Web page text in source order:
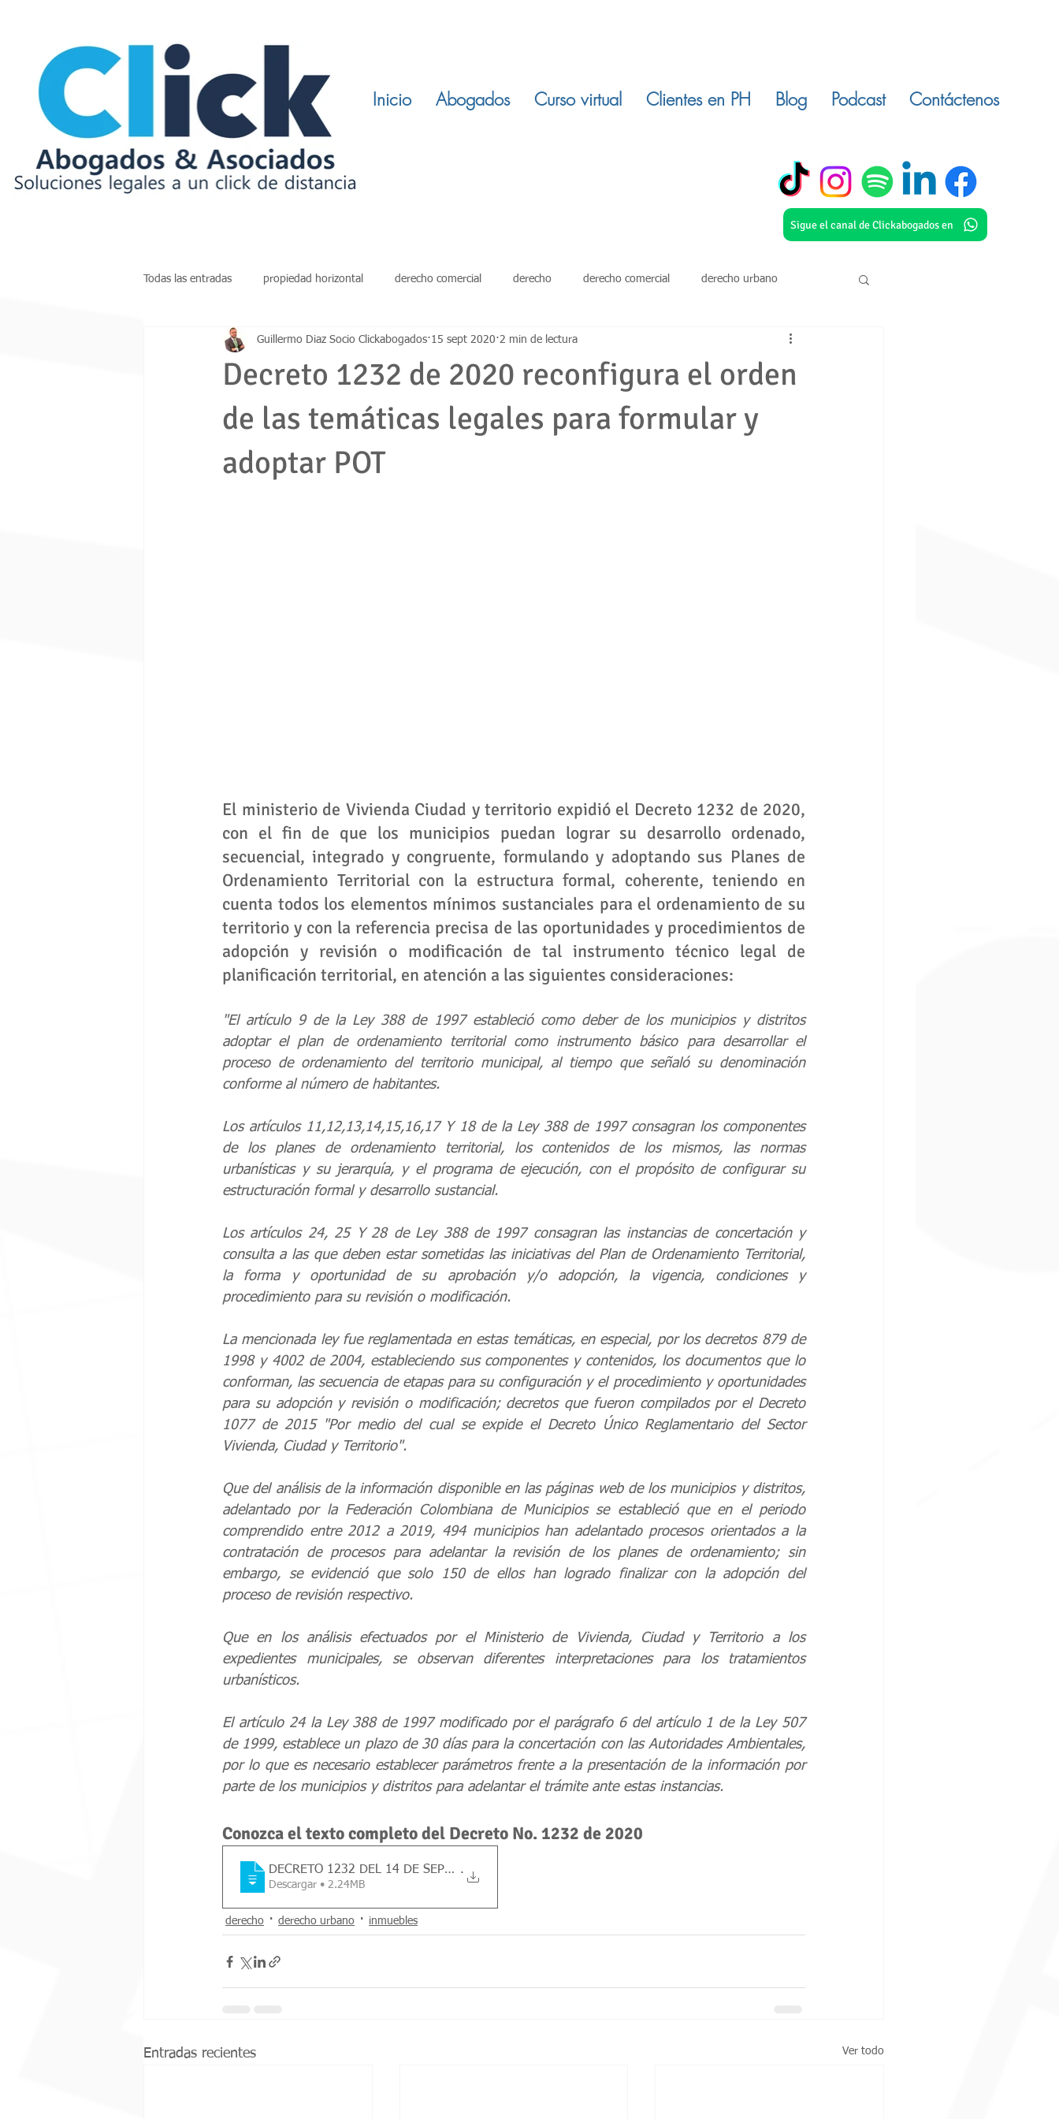
Inicio Abogados Curso virtual Clientes en PH Blog Podcast Contáctenos
Sigue el canal de Clickabogados en
Todas las entradas propiedad horizontal derecho comercial derecho derecho comercial derecho urbano
insolvencia deudas arrendamientos restitucion inmuebles ley 820 de 2003 inmuebles
economia solidaria fondo de empleados cooperativas impuestos protección consumidor vivienda
Ley 1480 de 2011 ley 675 de 2001
Decreto 1232 de 2020 reconfigura el orden
de las temáticas legales para formular y
adoptar POT
Guillermo Diaz Socio Clickabogados 15 sept 2020 2 min de lectura
El ministerio de Vivienda Ciudad y territorio expidió el Decreto 1232 de 2020,
con el fin de que los municipios puedan lograr su desarrollo ordenado,
secuencial, integrado y congruente, formulando y adoptando sus Planes de
Ordenamiento Territorial con la estructura formal, coherente, teniendo en
cuenta todos los elementos mínimos sustanciales para el ordenamiento de su
territorio y con la referencia precisa de las oportunidades y procedimientos de
adopción y revisión o modificación de tal instrumento técnico legal de
planificación territorial, en atención a las siguientes consideraciones:
"El artículo 9 de la Ley 388 de 1997 estableció como deber de los municipios y distritos
adoptar el plan de ordenamiento territorial como instrumento básico para desarrollar el
proceso de ordenamiento del territorio municipal, al tiempo que señaló su denominación
conforme al número de habitantes.
Los artículos 11,12,13,14,15,16,17 Y 18 de la Ley 388 de 1997 consagran los componentes
de los planes de ordenamiento territorial, los contenidos de los mismos, las normas
urbanísticas y su jerarquía, y el programa de ejecución, con el propósito de configurar su
estructuración formal y desarrollo sustancial.
Los artículos 24, 25 Y 28 de Ley 388 de 1997 consagran las instancias de concertación y
consulta a las que deben estar sometidas las iniciativas del Plan de Ordenamiento Territorial,
la forma y oportunidad de su aprobación y/o adopción, la vigencia, condiciones y
procedimiento para su revisión o modificación.
La mencionada ley fue reglamentada en estas temáticas, en especial, por los decretos 879 de
1998 y 4002 de 2004, estableciendo sus componentes y contenidos, los documentos que lo
conforman, las secuencia de etapas para su configuración y el procedimiento y oportunidades
para su adopción y revisión o modificación; decretos que fueron compilados por el Decreto
1077 de 2015 "Por medio del cual se expide el Decreto Único Reglamentario del Sector
Vivienda, Ciudad y Territorio".
Que del análisis de la información disponible en las páginas web de los municipios y distritos,
adelantado por la Federación Colombiana de Municipios se estableció que en el periodo
comprendido entre 2012 a 2019, 494 municipios han adelantado procesos orientados a la
contratación de procesos para adelantar la revisión de los planes de ordenamiento; sin
embargo, se evidenció que solo 150 de ellos han logrado finalizar con la adopción del
proceso de revisión respectivo.
Que en los análisis efectuados por el Ministerio de Vivienda, Ciudad y Territorio a los
expedientes municipales, se observan diferentes interpretaciones para los tratamientos
urbanísticos.
El artículo 24 la Ley 388 de 1997 modificado por el parágrafo 6 del artículo 1 de la Ley 507
de 1999, establece un plazo de 30 días para la concertación con las Autoridades Ambientales,
por lo que es necesario establecer parámetros frente a la presentación de la información por
parte de los municipios y distritos para adelantar el trámite ante estas instancias.
Conozca el texto completo del Decreto No. 1232 de 2020
DECRETO 1232 DEL 14 DE SEPTIEMBRE DE 202
.
Descargar • 2.24MB
derecho derecho urbano inmuebles
Entradas recientes Ver todo